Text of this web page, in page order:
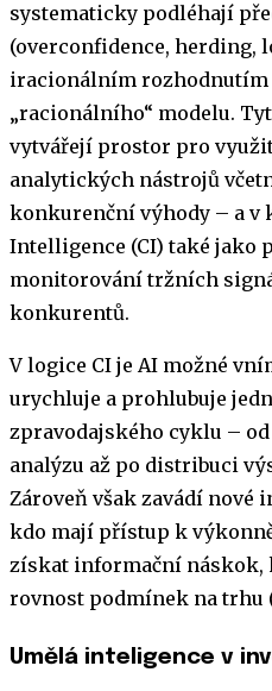
systematicky podléhají
(overconfidence, herding,
iracionálním rozhodnutím
„racionálního“ modelu.
vytvářejí prostor pro
analytických nástrojů
konkurenční výhody – a v
Intelligence (CI) také jako
monitorování tržních
konkurentů.
V logice CI je AI možné
urychluje a prohlubuje
zpravodajského cyklu –
analýzu až po distribuci
Zároveň však zavádí nové
kdo mají přístup k
získat informační náskok,
rovnost podmínek na trhu
Umělá inteligence v